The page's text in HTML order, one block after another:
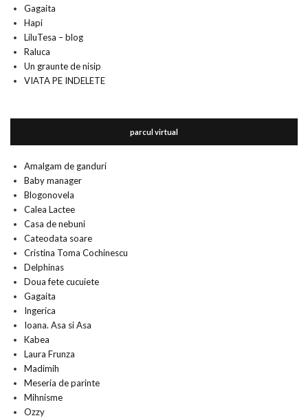
Gagaita
Hapi
LiluTesa – blog
Raluca
Un graunte de nisip
VIATA PE INDELETE
parcul virtual
Amalgam de ganduri
Baby manager
Blogonovela
Calea Lactee
Casa de nebuni
Cateodata soare
Cristina Toma Cochinescu
Delphinas
Doua fete cucuiete
Gagaita
Ingerica
Ioana. Asa si Asa
Kabea
Laura Frunza
Madimih
Meseria de parinte
Mihnisme
Ozzy